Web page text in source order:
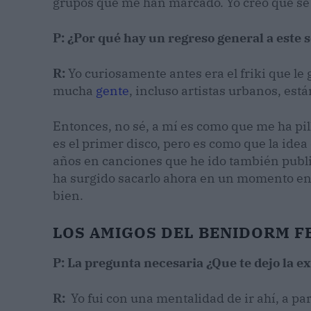
P: ¿Por qué hay un regreso general a este
R: Yo curiosamente antes era el friki que le
mucha gente, incluso artistas urbanos,
Entonces, no sé, a mí es como que me ha
es el primer disco, pero es como que la
años en canciones que he ido también
ha surgido sacarlo ahora en un momento
bien.
LOS AMIGOS DEL BENIDORM
P: La pregunta necesaria ¿Que te dejo la
R: Yo fui con una mentalidad de ir ahí, a